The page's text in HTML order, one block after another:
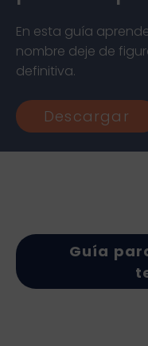
En esta guía
nombre deje de
definitiva.
Descargar
Guía